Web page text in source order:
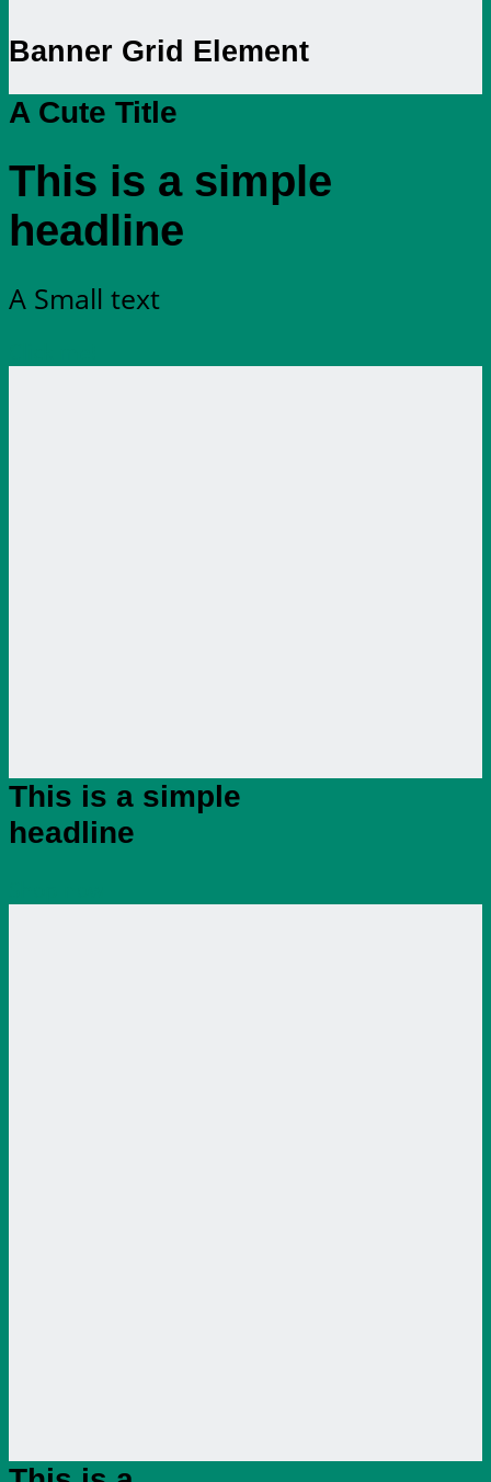
Banner Grid Element
A Cute Title
This is a simple
headline
A Small text
This is a simple
headline